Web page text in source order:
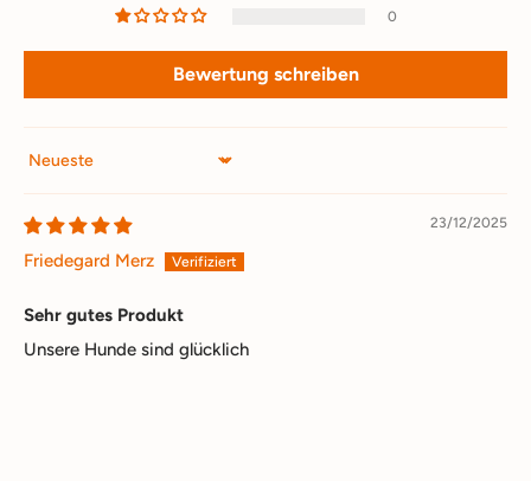
0
Bewertung schreiben
Sort by
23/12/2025
Friedegard Merz
Sehr gutes Produkt
Unsere Hunde sind glücklich